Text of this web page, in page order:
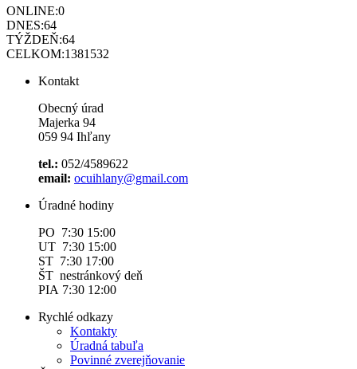
ONLINE:0
DNES:64
TÝŽDEŇ:64
CELKOM:1381532
Kontakt
Obecný úrad
Majerka 94
059 94 Ihľany
tel.: 052/4589622
email: ocuihlany@gmail.com
Úradné hodiny
PO 7:30 15:00
UT 7:30 15:00
ST 7:30 17:00
ŠT nestránkový deň
PIA 7:30 12:00
Rychlé odkazy
Kontakty
Úradná tabuľa
Povinné zverejňovanie